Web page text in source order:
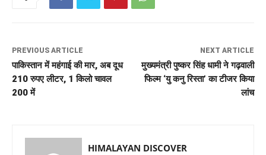
PREVIOUS ARTICLE
पाकिस्तान में महंगाई की मार, अब दूध
210 रुपए लीटर, 1 किलो चावल
200 में
NEXT ARTICLE
मुख्यमंत्री पुष्कर सिंह धामी ने गढ़वाली
फिल्म ‘यु कनु रिस्ता’ का टीजर किया
लांच
HIMALAYAN DISCOVER